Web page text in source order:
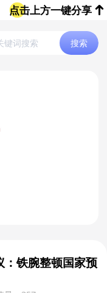
点击上方一键分享
搜索
：铁腕整顿国家预